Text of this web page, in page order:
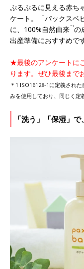
ぷるぷるに見える赤ち
ケート。「パックスベ
に、100%自然由来 ＊1の
出産準備におすすめで
★最後のアンケートに
ります。ぜひ最後まで
＊1 ISO16128-1に定義され
みを使用しており、同じく定
「洗う」「保湿」